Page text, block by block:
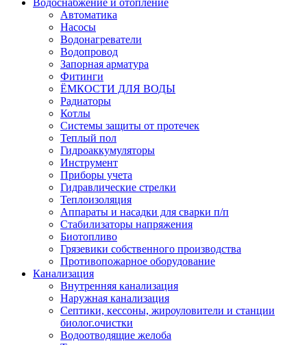
Водоснабжение и отопление
Автоматика
Насосы
Водонагреватели
Водопровод
Запорная арматура
Фитинги
ЁМКОСТИ ДЛЯ ВОДЫ
Радиаторы
Котлы
Системы защиты от протечек
Теплый пол
Гидроаккумуляторы
Инструмент
Приборы учета
Гидравлические стрелки
Теплоизоляция
Аппараты и насадки для сварки п/п
Стабилизаторы напряжения
Биотопливо
Грязевики собственного производства
Противопожарное оборудование
Канализация
Внутренняя канализация
Наружная канализация
Септики, кессоны, жироуловители и станции
биолог.очистки
Водоотводящие желоба